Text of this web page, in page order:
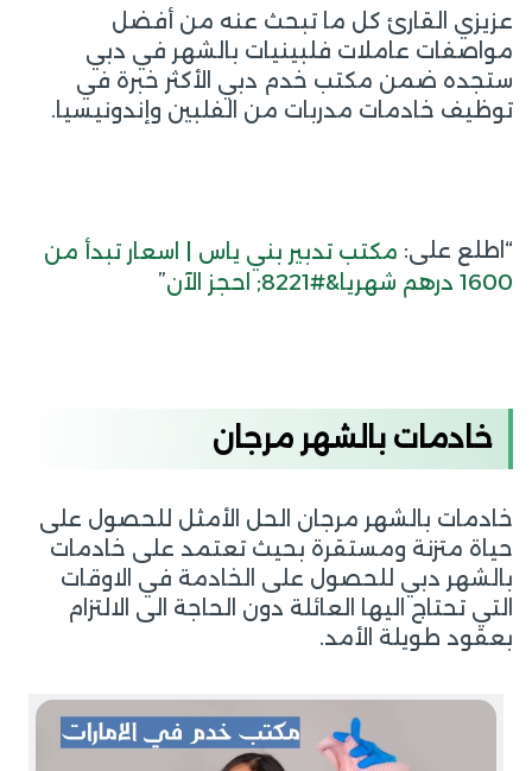
عزيزي القارئ كل ما تبحث عنه من أفضل
مواصفات عاملات فلبينيات بالشهر في دبي
ستجده ضمن مكتب خدم دبي الأكثر خبرة في
توظيف خادمات مدربات من الفلبين وإندونيسيا.
“اطلع على: مكتب تدبير بني ياس | اسعار تبدأ من
1600 درهم شهريا&#8221; احجز الآن
”
خادمات بالشهر مرجان
خادمات بالشهر مرجان الحل الأمثل للحصول على
حياة متزنة ومستقرة بحيث تعتمد على خادمات
بالشهر دبي للحصول على الخادمة في الاوقات
التي تحتاج اليها العائلة دون الحاجة الى الالتزام
بعقود طويلة الأمد.